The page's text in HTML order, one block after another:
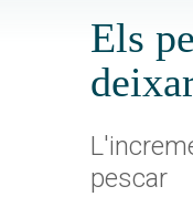
Els
pescar